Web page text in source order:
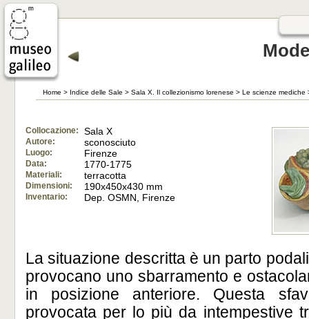
Home > Indice delle Sale > Sala X. Il collezionismo lorenese > Le scienze mediche
Collocazione: Sala X
Autore: sconosciuto
Luogo: Firenze
Data: 1770-1775
Materiali: terracotta
Dimensioni: 190x450x430 mm
Inventario: Dep. OSMN, Firenze
La situazione descritta è un parto
provocano uno sbarramento e
in posizione anteriore. Questa
provocata per lo più da intempestive